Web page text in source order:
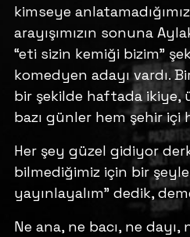
kimseye
arayışımızın sonuna
“eti sizin kemiği bizim”
komedyen adayı vardı.
bir şekilde haftada ikiye,
bazı günler hem şehir içi
Her şey güzel gidiyor
bilmediğimiz için bir
yayınlayalım” dedik,
Ne ana, ne bacı, ne